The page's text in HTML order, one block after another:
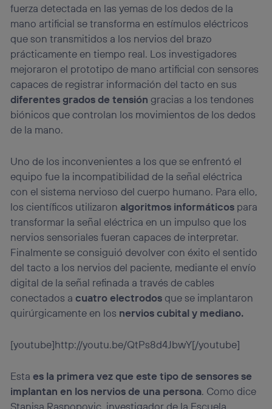
fuerza detectada en las yemas de los dedos de la
mano artificial se transforma en estímulos eléctricos
que son transmitidos a los nervios del brazo
prácticamente en tiempo real. Los investigadores
mejoraron el prototipo de mano artificial con sensores
capaces de registrar información del tacto en sus
diferentes grados de tensión gracias a los tendones
biónicos que controlan los movimientos de los dedos
de la mano.
Uno de los inconvenientes a los que se enfrentó el
equipo fue la incompatibilidad de la señal eléctrica
con el sistema nervioso del cuerpo humano. Para ello,
los científicos utilizaron algoritmos informáticos para
transformar la señal eléctrica en un impulso que los
nervios sensoriales fueran capaces de interpretar.
Finalmente se consiguió devolver con éxito el sentido
del tacto a los nervios del paciente, mediante el envío
digital de la señal refinada a través de cables
conectados acuatro electrodosque se implantaron
quirúrgicamente en los nervios cubital y mediano.
[youtube]http://youtu.be/QtPs8d4JbwY[/youtube]
Estaes la primera vez que este tipo de sensores se
implantan en los nervios de una persona. Como dice